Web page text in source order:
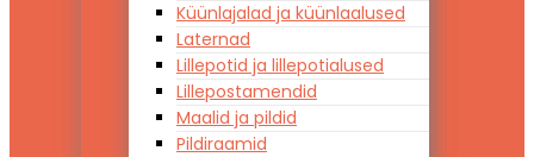
Küünlajalad ja küünlaalused
Laternad
Lillepotid ja lillepotialused
Lillepostamendid
Maalid ja pildid
Pildiraamid